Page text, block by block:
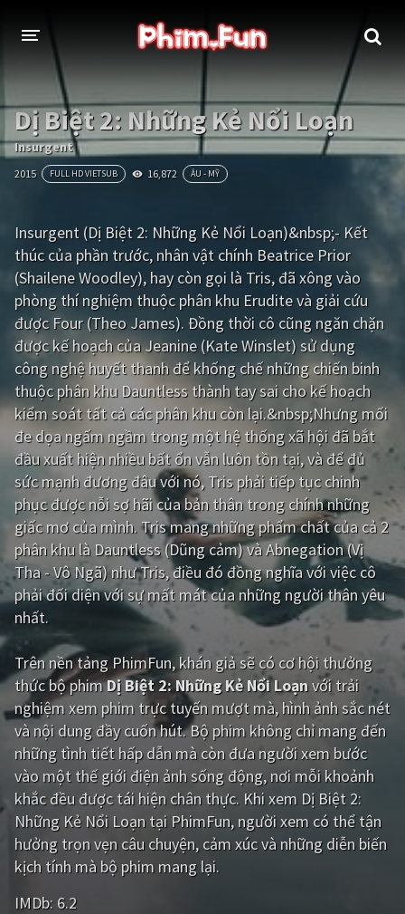
THỂ LOẠI
Thần thoại - Cổ trang Hành động
Tâm lý Chiến tranh
Kinh dị Tội phạm - Hình sự
Phiêu lưu Hài hước
Viễn tưởng Khoa học - Tài liệu
Hoạt hình Thể thao
Tình cảm - Lãng mạn Kỳ ảo
Giật gân Gia đình
Lịch sử
Viễn Tây Tiểu sử
GameShow DramaTV
QUỐC GIA
Âu - Mỹ Trung Quốc - Hồng Kông
Hàn Quốc Nhật Bản
Ấn Độ Việt Nam
Tổng hợp
CẬP NHẬT
PHIM MỚI
PHIM BỘ
PHIM LẺ
Dị Biệt 2: Những Kẻ Nổi Loạn
Insurgent
2015 FULL HD VIETSUB 16,872 ÂU - MỸ
Insurgent (Dị Biệt 2: Những Kẻ Nổi Loạn)&nbsp;- Kết
thúc của phần trước, nhân vật chính Beatrice Prior
(Shailene Woodley), hay còn gọi là Tris, đã xông vào
phòng thí nghiệm thuộc phân khu Erudite và giải cứu
được Four (Theo James). Đồng thời cô cũng ngăn chặn
được kế hoạch của Jeanine (Kate Winslet) sử dụng
công nghệ huyết thanh để khống chế những chiến binh
thuộc phân khu Dauntless thành tay sai cho kế hoạch
kiểm soát tất cả các phân khu còn lại.&nbsp;Nhưng mối
đe dọa ngấm ngầm trong một hệ thống xã hội đã bắt
đầu xuất hiện nhiều bất ổn vẫn luôn tồn tại, và để đủ
sức mạnh đương đâu với nó, Tris phải tiếp tục chinh
phục được nỗi sợ hãi của bản thân trong chính những
giấc mơ của mình. Tris mang những phẩm chất của cả 2
phân khu là Dauntless (Dũng cảm) và Abnegation (Vị
Tha - Vô Ngã) như Tris, điều đó đồng nghĩa với việc cô
phải đối diện với sự mất mát của những người thân yêu
nhất.
Trên nền tảngPhimFun, khán giả sẽ có cơ hội thưởng
thức bộ phimDị Biệt 2: Những Kẻ Nổi Loạnvới trải
nghiệm xem phim trực tuyến mượt mà, hình ảnh sắc nét
và nội dung đầy cuốn hút. Bộ phim không chỉ mang đến
những tình tiết hấp dẫn mà còn đưa người xem bước
vào một thế giới điện ảnh sống động, nơi mỗi khoảnh
khắc đều được tái hiện chân thực. Khi xem Dị Biệt 2:
Những Kẻ Nổi Loạn tại PhimFun, người xem có thể tận
hưởng trọn vẹn câu chuyện, cảm xúc và những diễn biến
kịch tính mà bộ phim mang lại.
IMDb: 6.2